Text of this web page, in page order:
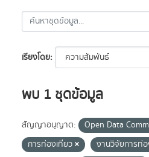
เรียงโดย
พบ 1 ชุดข้อมูล
สัญญาอนุญาต: Open Data
การท่องเที่ยว
งานวิจัยการท่อ